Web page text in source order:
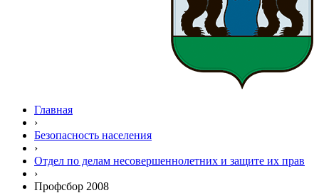
Главная
›
Безопасность населения
›
Отдел по делам несовершеннолетних и защите их прав
›
Профсбор 2008